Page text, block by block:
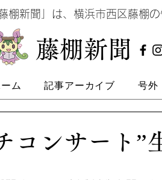
藤棚新聞」は、横浜市西区藤
​藤棚新聞
ム 記事アーカイブ 号外
コンサート”